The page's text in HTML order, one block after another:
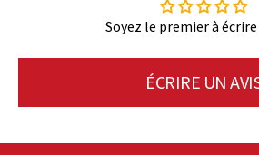
Soyez le premier à écrire
ÉCRIRE UN